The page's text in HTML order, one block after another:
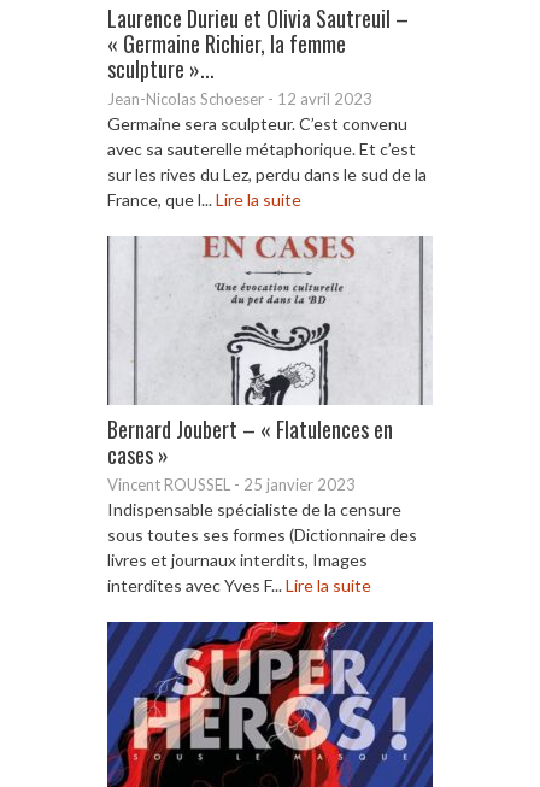
Laurence Durieu et Olivia Sautreuil –
« Germaine Richier, la femme
sculpture »...
Jean-Nicolas Schoeser - 12 avril 2023
Germaine sera sculpteur. C’est convenu
avec sa sauterelle métaphorique. Et c’est
sur les rives du Lez, perdu dans le sud de la
France, que l...Lire la suite
Bernard Joubert – « Flatulences en
cases »
Vincent ROUSSEL - 25 janvier 2023
Indispensable spécialiste de la censure
sous toutes ses formes (Dictionnaire des
livres et journaux interdits, Images
interdites avec Yves F...Lire la suite